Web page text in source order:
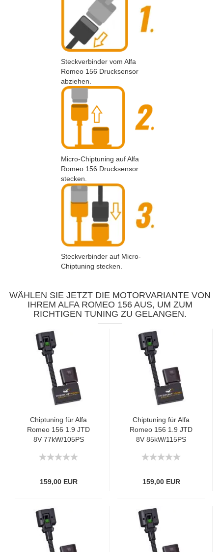
Steckverbinder vom Alfa
Romeo 156 Drucksensor
abziehen.
Micro-Chiptuning auf Alfa
Romeo 156 Drucksensor
stecken.
Steckverbinder auf Micro-
Chiptuning stecken.
WÄHLEN SIE JETZT DIE MOTORVARIANTE VON
IHREM ALFA ROMEO 156 AUS, UM ZUM
RICHTIGEN TUNING ZU GELANGEN.
Chiptuning für Alfa
Romeo 156 1.9 JTD
8V 77kW/105PS
159,00 EUR
Chiptuning für Alfa
Romeo 156 1.9 JTD
8V 85kW/115PS
159,00 EUR